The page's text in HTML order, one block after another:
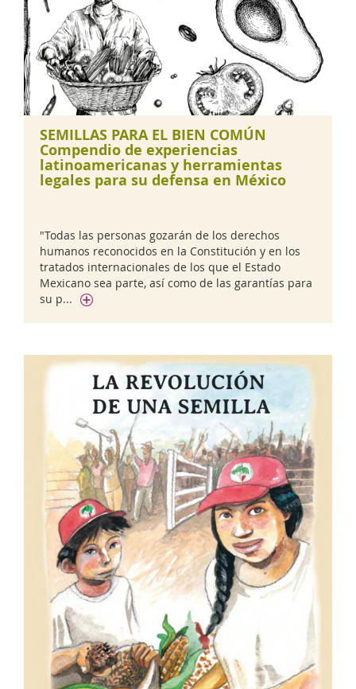
SEMILLAS PARA EL BIEN COMÚN
Compendio de experiencias
latinoamericanas y herramientas
legales para su defensa en México
"Todas las personas gozarán de los derechos
humanos reconocidos en la Constitución y en los
tratados internacionales de los que el Estado
Mexicano sea parte, así como de las garantías para
su p...